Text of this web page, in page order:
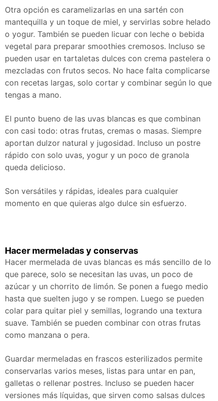
Otra opción es caramelizarlas en una sartén con
mantequilla y un toque de miel, y servirlas sobre helado
o yogur. También se pueden licuar con leche o bebida
vegetal para preparar smoothies cremosos. Incluso se
pueden usar en tartaletas dulces con crema pastelera o
mezcladas con frutos secos. No hace falta complicarse
con recetas largas, solo cortar y combinar según lo que
tengas a mano.
El punto bueno de las uvas blancas es que combinan
con casi todo: otras frutas, cremas o masas. Siempre
aportan dulzor natural y jugosidad. Incluso un postre
rápido con solo uvas, yogur y un poco de granola
queda delicioso.
Son versátiles y rápidas, ideales para cualquier
momento en que quieras algo dulce sin esfuerzo.
Hacer mermeladas y conservas
Hacer mermelada de uvas blancas es más sencillo de lo
que parece, solo se necesitan las uvas, un poco de
azúcar y un chorrito de limón. Se ponen a fuego medio
hasta que suelten jugo y se rompen. Luego se pueden
colar para quitar piel y semillas, logrando una textura
suave. También se pueden combinar con otras frutas
como manzana o pera.
Guardar mermeladas en frascos esterilizados permite
conservarlas varios meses, listas para untar en pan,
galletas o rellenar postres. Incluso se pueden hacer
versiones más líquidas, que sirven como salsas dulces